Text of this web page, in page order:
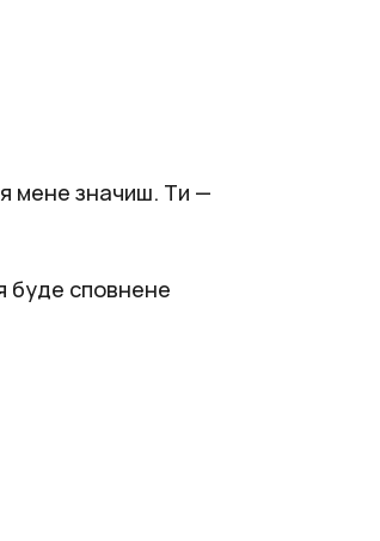
мене значиш. Ти —
буде сповнене